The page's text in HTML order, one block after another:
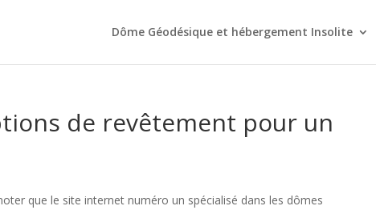
Dôme Géodésique et hébergement Insolite
de revêtement pour un
que le site internet numéro un spécialisé dans les dômes